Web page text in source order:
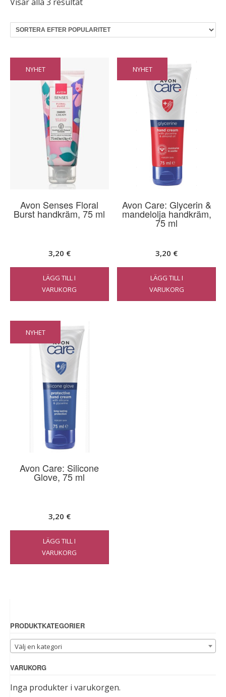
popularitet
NYHET
Avon Senses Floral
Burst handkräm, 75 ml
3,20 €
LÄGG TILL I
VARUKORG
NYHET
Avon Care: Glycerin &
mandelolja handkräm,
75 ml
3,20 €
LÄGG TILL I
VARUKORG
NYHET
Avon Care: Silicone
Glove, 75 ml
3,20 €
LÄGG TILL I
VARUKORG
PRODUKTKATEGORIER
Välj en kategori
VARUKORG
Inga produkter i varukorgen.